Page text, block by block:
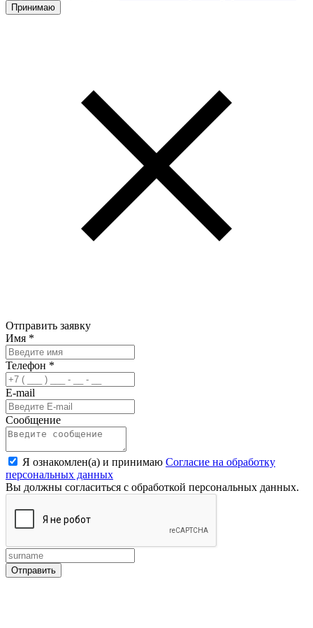
Принимаю
Отправить заявку
Имя *
Телефон *
E-mail
Сообщение
Я ознакомлен(а) и принимаю Согласие на обработку
персональных данных
Вы должны согласиться с обработкой персональных данных.